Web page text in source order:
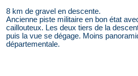
8 km de gravel en descente.
Ancienne piste militaire en bon état
caillouteux. Les deux tiers de la
puis la vue se dégage. Moins
départementale.